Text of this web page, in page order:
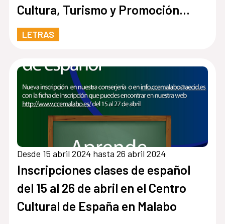
Cultura, Turismo y Promoción
Artesanal
LETRAS
Desde 15 abril 2024 hasta 26 abril 2024
Inscripciones clases de español
del 15 al 26 de abril en el Centro
Cultural de España en Malabo